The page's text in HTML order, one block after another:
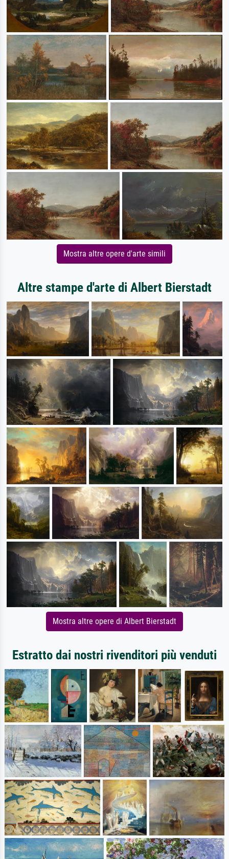
Mostra altre opere d'arte simili
Altre stampe d'arte di Albert Bierstadt
Mostra altre opere di Albert Bierstadt
Estratto dai nostri rivenditori più venduti